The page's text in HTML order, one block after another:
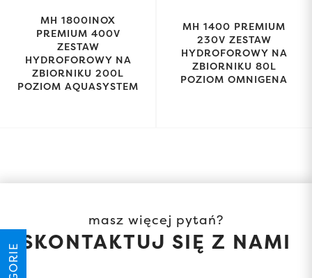
MH 1800INOX
PREMIUM 400V
ZESTAW
HYDROFOROWY NA
ZBIORNIKU 200L
POZIOM AQUASYSTEM
MH 1400 PREMIUM
230V ZESTAW
HYDROFOROWY NA
ZBIORNIKU 80L
POZIOM OMNIGENA
masz więcej pytań?
SKONTAKTUJ SIĘ Z NAMI